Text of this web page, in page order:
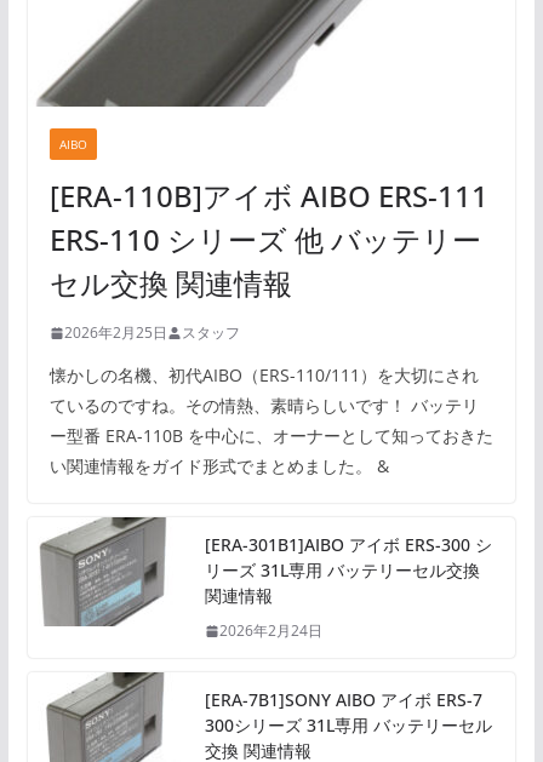
AIBO
[ERA-110B]アイボ AIBO ERS-111
ERS-110 シリーズ 他 バッテリー
セル交換 関連情報
2026年2月25日 スタッフ
懐かしの名機、初代AIBO（ERS-110/111）を大切にされ
ているのですね。その情熱、素晴らしいです！ バッテリ
ー型番 ERA-110B を中心に、オーナーとして知っておきた
い関連情報をガイド形式でまとめました。 &
[ERA-301B1]AIBO アイボ ERS-300 シ
リーズ 31L専用 バッテリーセル交換
関連情報
2026年2月24日
[ERA-7B1]SONY AIBO アイボ ERS-7
300シリーズ 31L専用 バッテリーセル
交換 関連情報